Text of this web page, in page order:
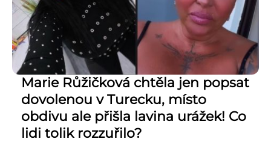
Marie Růžičková chtěla jen popsat
dovolenou v Turecku, místo
obdivu ale přišla lavina urážek! Co
lidi tolik rozzuřilo?